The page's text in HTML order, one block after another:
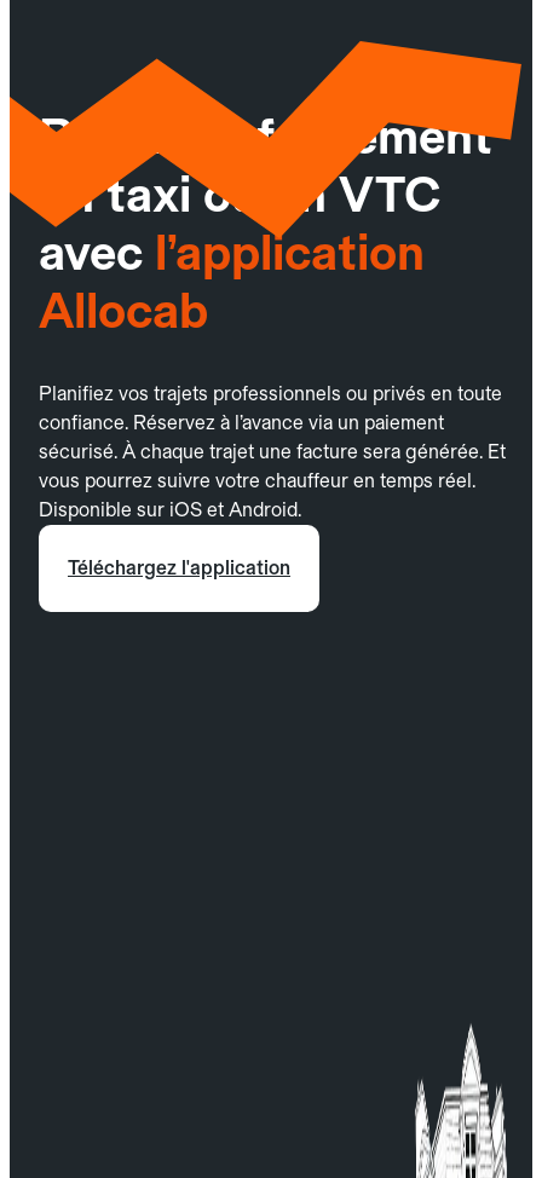
Réservez facilement
un taxi ou un VTC
avec l’application
Allocab
Planifiez vos trajets professionnels ou privés en toute
confiance. Réservez à l’avance via un paiement
sécurisé. À chaque trajet une facture sera générée. Et
vous pourrez suivre votre chauffeur en temps réel.
Disponible sur iOS et Android.
Téléchargez l'application